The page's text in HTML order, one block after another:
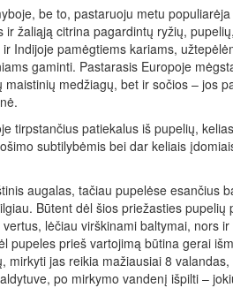
be to, pastaruoju metu
žaliąją citrina pagardintų ryžių,
Indijoje pamėgtiems kariams,
gaminti. Pastarasis Europoje
medžiagų, bet ir sočios – jos
tirpstančius patiekalus iš pupelių,
subtilybėmis bei dar keliais
augalas, tačiau pupelėse esančius
Būtent dėl šios priežasties pupelių
lėčiau virškinami baltymai, nors
pupeles prieš vartojimą būtina gerai
jas reikia mažiausiai 8
po mirkymo vandenį išpilti –